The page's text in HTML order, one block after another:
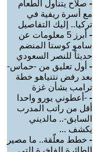
- صلاح يتناول الطعام
مع أسرة ريفية في
تركيا.. إليك التفاصيل
-
أبرز 5 معلومات عن
سامو كوستا المنضم
حديثاً للنصر السعودي
- أول تعليق من -حماس-
بعد رفض نتنياهو خطة
ترامب بشأن غزة
- -أعطوني يورو واحدا
أقل من راتب المدرب
السابق-.. مالديني
يكشف ...
- خطط معلّقة.. ما مصير
الطائرة الفاخرة التي